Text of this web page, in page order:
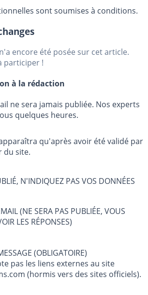
sont soumises à conditions.
encore été posée sur cet article.
participer !
à la rédaction
ne sera jamais publiée. Nos experts
quelques heures.
qu'après avoir été validé par
du site.
N'INDIQUEZ PAS VOS DONNÉES
(NE SERA PAS PUBLIÉE, VOUS
LES RÉPONSES)
TEXTE DE VOTRE MESSAGE (OBLIGATOIRE)
pas les liens externes au site
(hormis vers des sites officiels).